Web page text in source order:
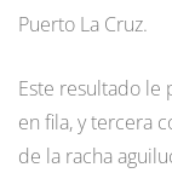
Puerto La Cruz.
Este resultado le
en fila, y tercera
de la racha